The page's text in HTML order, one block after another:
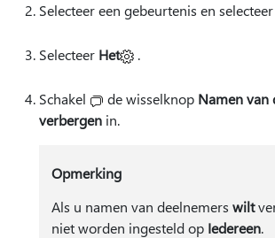
Selecteer een gebeurtenis en selecteer
Selecteer Het .
Schakel de wisselknop Namen van
verbergen in.
Opmerking
Als u namen van deelnemers wilt
niet worden ingesteld op Iedereen.